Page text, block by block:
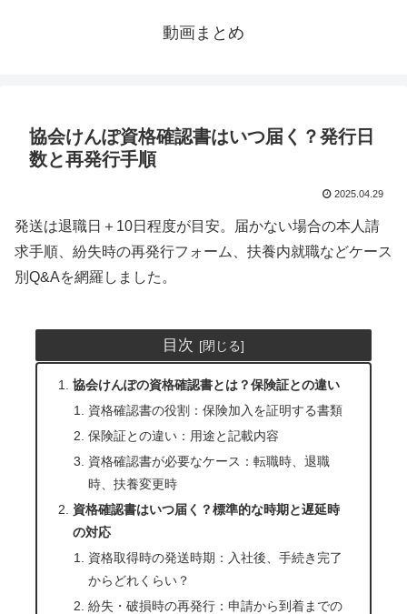
動画まとめ
協会けんぽ資格確認書はいつ届く？発行日
数と再発行手順
2025.04.29
発送は退職日＋10日程度が目安。届かない場合の本人請
求手順、紛失時の再発行フォーム、扶養内就職などケース
別Q&Aを網羅しました。
目次
協会けんぽの資格確認書とは？保険証との違い
資格確認書の役割：保険加入を証明する書類
保険証との違い：用途と記載内容
資格確認書が必要なケース：転職時、退職
時、扶養変更時
資格確認書はいつ届く？標準的な時期と遅延時
の対応
資格取得時の発送時期：入社後、手続き完了
からどれくらい？
紛失・破損時の再発行：申請から到着までの